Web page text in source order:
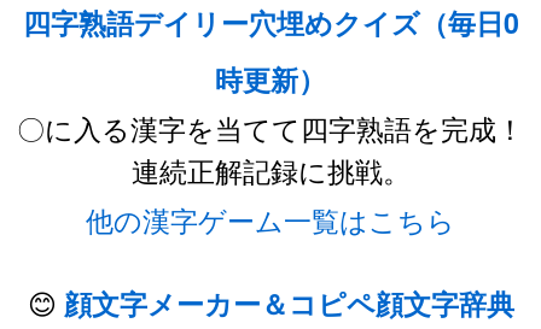
四字熟語デイリー穴埋めクイズ（毎日0
時更新）
〇に入る漢字を当てて四字熟語を完成！
連続正解記録に挑戦。
他の漢字ゲーム一覧はこちら
😊 顔文字メーカー＆コピペ顔文字辞典